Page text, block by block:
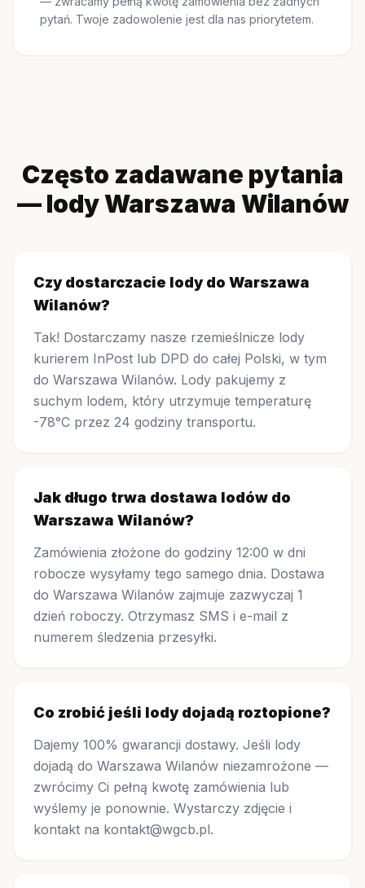
pytań. Twoje zadowolenie jest dla nas priorytetem.
Często zadawane pytania
— lody Warszawa Wilanów
Czy dostarczacie lody do Warszawa
Wilanów?
Tak! Dostarczamy nasze rzemieślnicze lody
kurierem InPost lub DPD do całej Polski, w tym
do Warszawa Wilanów. Lody pakujemy z
suchym lodem, który utrzymuje temperaturę
-78°C przez 24 godziny transportu.
Jak długo trwa dostawa lodów do
Warszawa Wilanów?
Zamówienia złożone do godziny 12:00 w dni
robocze wysyłamy tego samego dnia. Dostawa
do Warszawa Wilanów zajmuje zazwyczaj 1
dzień roboczy. Otrzymasz SMS i e-mail z
numerem śledzenia przesyłki.
Co zrobić jeśli lody dojadą roztopione?
Dajemy 100% gwarancji dostawy. Jeśli lody
dojadą do Warszawa Wilanów niezamrożone —
zwrócimy Ci pełną kwotę zamówienia lub
wyślemy je ponownie. Wystarczy zdjęcie i
kontakt na kontakt@wgcb.pl.